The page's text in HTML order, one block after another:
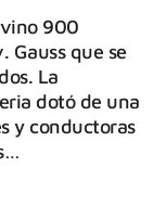
900
Gauss que se
La
dotó de una
y conductoras